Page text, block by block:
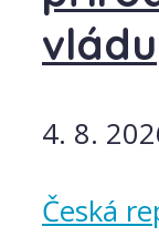
vládu
4. 8.
Česká